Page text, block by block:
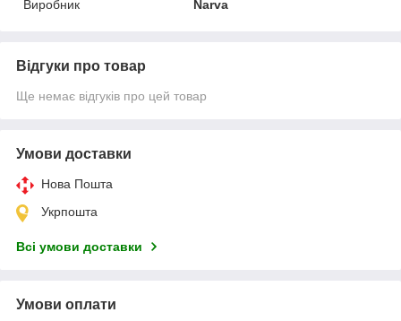
Виробник
Narva
Відгуки про товар
Ще немає відгуків про цей товар
Умови доставки
Нова Пошта
Укрпошта
Всі умови доставки
Умови оплати